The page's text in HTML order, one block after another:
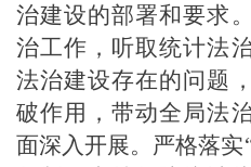
治建设的部署和要求
治工作，听取统计法
法治建设存在的问题
破作用，带动全局法
面深入开展。严格落实